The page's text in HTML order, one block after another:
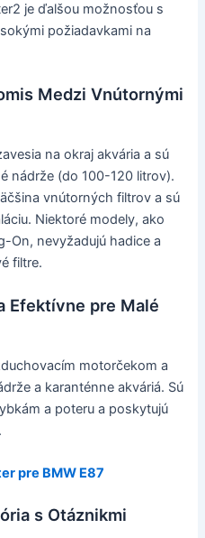
je ďalšou možnosťou s
požiadavkami na
Medzi Vnútornými
na okraj akvária a sú
nádrže (do 100-120 litrov).
vnútorných filtrov a sú
Niektoré modely, ako
On, nevyžadujú hadice a
filtre.
Efektívne pre Malé
motorčekom a
a karanténne akváriá. Sú
a poteru a poskytujú
pre BMW E87
s Otáznikmi